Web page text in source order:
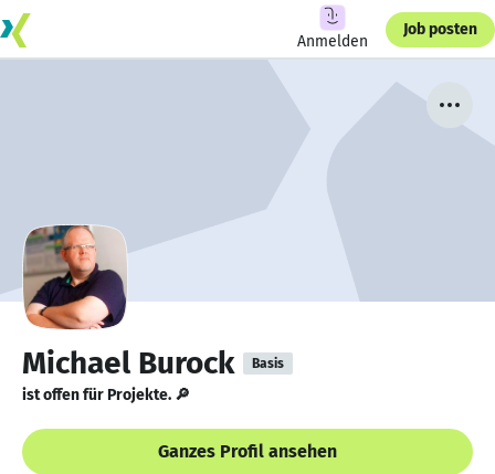
Anmelden
Job posten
Michael Burock Basis
ist offen für Projekte. 🔎
Ganzes Profil ansehen